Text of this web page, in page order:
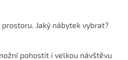
Jaký nábytek vybrat?
pohostit i velkou návštěvu